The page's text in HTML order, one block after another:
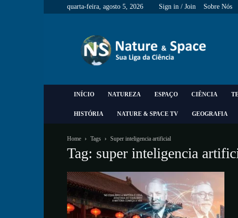
quarta-feira, agosto 5, 2026 Sign in / Join Sobre Nós
&
Space
INÍCIO NATUREZA ESPAÇO CIÊNCIA
HISTÓRIA NATURE & SPACE TV GEOGRAFIA
Home Tags Super inteligencia artificial
Tag: super inteligencia